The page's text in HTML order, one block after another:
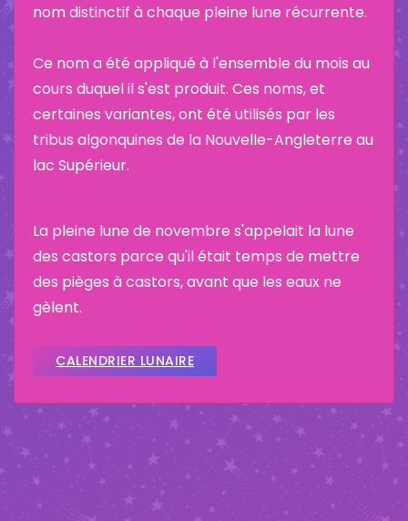
nom distinctif à chaque pleine lune récurrente.
Ce nom a été appliqué à l'ensemble du mois au
cours duquel il s'est produit. Ces noms, et
certaines variantes, ont été utilisés par les
tribus algonquines de la Nouvelle-Angleterre au
lac Supérieur.
La pleine lune de novembre s'appelait la lune
des castors parce qu'il était temps de mettre
des pièges à castors, avant que les eaux ne
gèlent.
CALENDRIER LUNAIRE